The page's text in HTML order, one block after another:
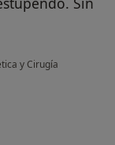
y Cirugía